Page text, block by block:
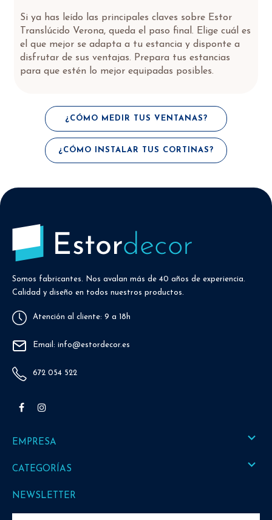
Si ya has leído las principales claves sobre Estor
Translúcido Verona, queda el paso final. Elige cuál es
el que mejor se adapta a tu estancia y disponte a
disfrutar de sus ventajas. Prepara tus estancias
para que estén lo mejor equipadas posibles.
¿CÓMO MEDIR TUS VENTANAS?
¿CÓMO INSTALAR TUS CORTINAS?
Somos fabricantes. Nos avalan más de 40 años de experiencia.
Calidad y diseño en todos nuestros productos.
Atención al cliente: 9 a 18h
Email: info@estordecor.es
672 054 522
Facebook
EMPRESA 
CATEGORÍAS 
NEWSLETTER